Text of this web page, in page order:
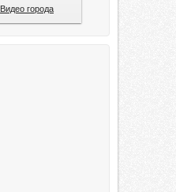
Видео города